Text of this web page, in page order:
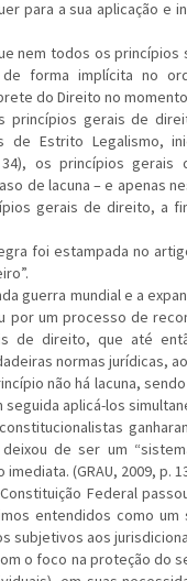
para a sua aplicação e
nem todos os
forma implícita no
do Direito no momento
princípios gerais de
de Estrito Legalismo,
34), os princípios
de lacuna – e apenas
gerais de direito, a
foi estampada no
guerra mundial e a
por um processo de
de direito, que até
normas jurídicas,
não há lacuna,
seguida aplicá-los
de ser um
(GRAU, 2009, p.
Federal
entendidos como
subjetivos aos
o foco na proteção do